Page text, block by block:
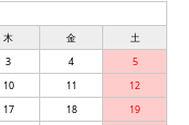
木 金
土
3 4
5
10 11
12
17 18
19